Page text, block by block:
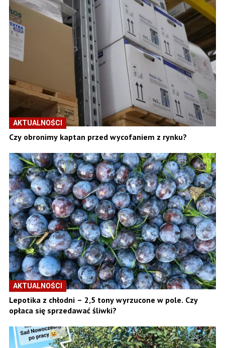
AKTUALNOŚCI
Czy obronimy kaptan przed wycofaniem z rynku?
AKTUALNOŚCI
Lepotika z chłodni – 2,5 tony wyrzucone w pole. Czy
opłaca się sprzedawać śliwki?